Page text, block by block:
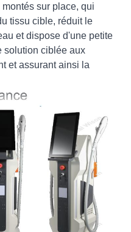
sur place, qui
tissu cible, réduit le
et dispose d'une petite
solution ciblée aux
et assurant ainsi la